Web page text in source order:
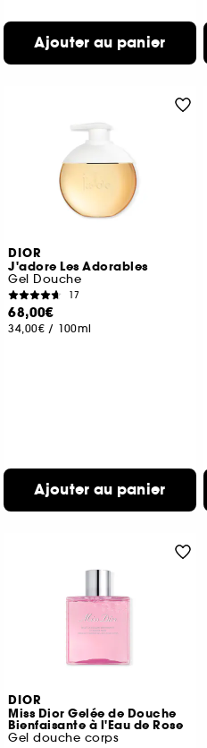
Ajouter au panier
DIOR
J'adore Les Adorables
Gel Douche
17
68,00€
34,00€ / 100ml
Ajouter au panier
DIOR
Miss Dior Gelée de Douche
Bienfaisante à l'Eau de Rose
Gel douche corps